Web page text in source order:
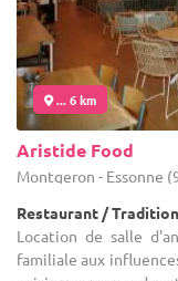
... 6 km
Aristide Food
Montgeron - Essonne
Restaurant /
Location de salle
familiale aux